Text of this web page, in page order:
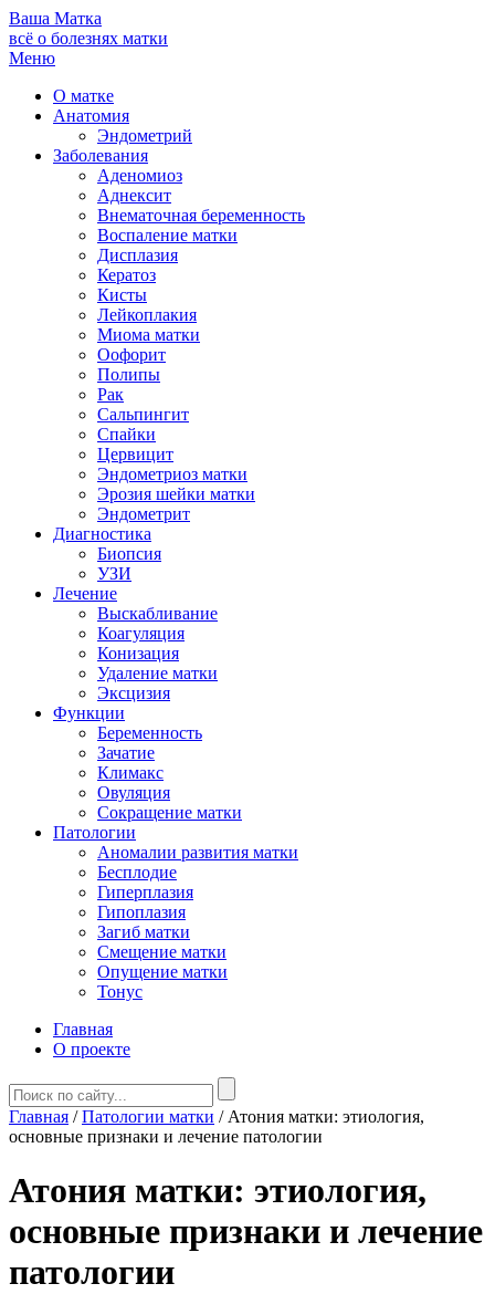
Ваша Матка
всё о болезнях матки
Меню
О матке
Анатомия
Эндометрий
Заболевания
Аденомиоз
Аднексит
Внематочная беременность
Воспаление матки
Дисплазия
Кератоз
Кисты
Лейкоплакия
Миома матки
Оофорит
Полипы
Рак
Сальпингит
Спайки
Цервицит
Эндометриоз матки
Эрозия шейки матки
Эндометрит
Диагностика
Биопсия
УЗИ
Лечение
Выскабливание
Коагуляция
Конизация
Удаление матки
Эксцизия
Функции
Беременность
Зачатие
Климакс
Овуляция
Сокращение матки
Патологии
Аномалии развития матки
Бесплодие
Гиперплазия
Гипоплазия
Загиб матки
Смещение матки
Опущение матки
Тонус
Главная
О проекте
Главная /Патологии матки / Атония матки: этиология,
основные признаки и лечение патологии
Атония матки: этиология,
основные признаки и лечение
патологии